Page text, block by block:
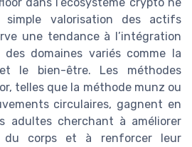
valorisation des actifs
une tendance à l’intégration
domaines variés comme la
le bien-être. Les méthodes
telles que la méthode munz ou
circulaires, gagnent en
adultes cherchant à améliorer
du corps et à renforcer leur